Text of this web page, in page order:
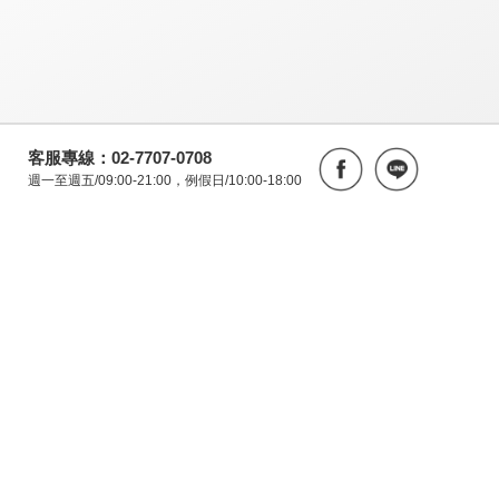
客服專線：02-7707-0708
週一至週五/09:00-21:00，例假日/10:00-18:00